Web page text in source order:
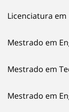
Licenciatura em
Mestrado em
Mestrado em
Mestrado em